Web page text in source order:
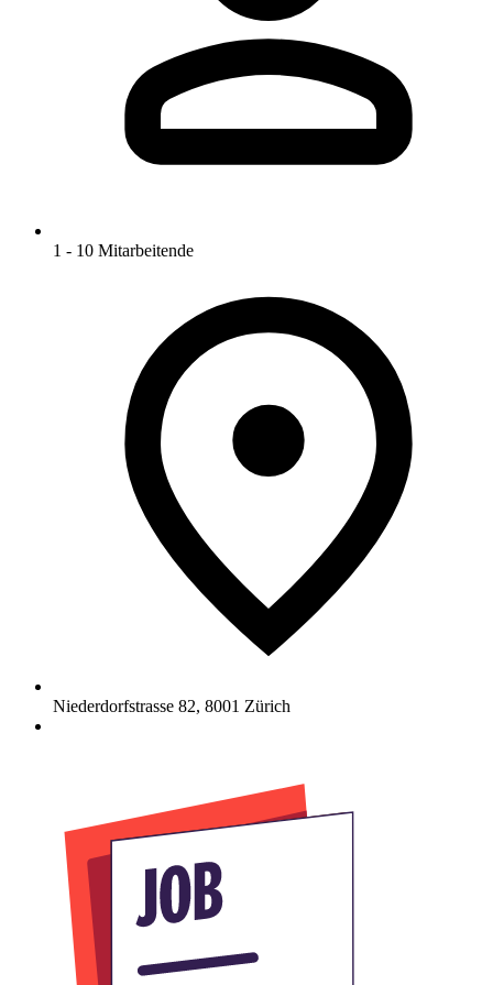
1 - 10 Mitarbeitende
Niederdorfstrasse 82, 8001 Zürich